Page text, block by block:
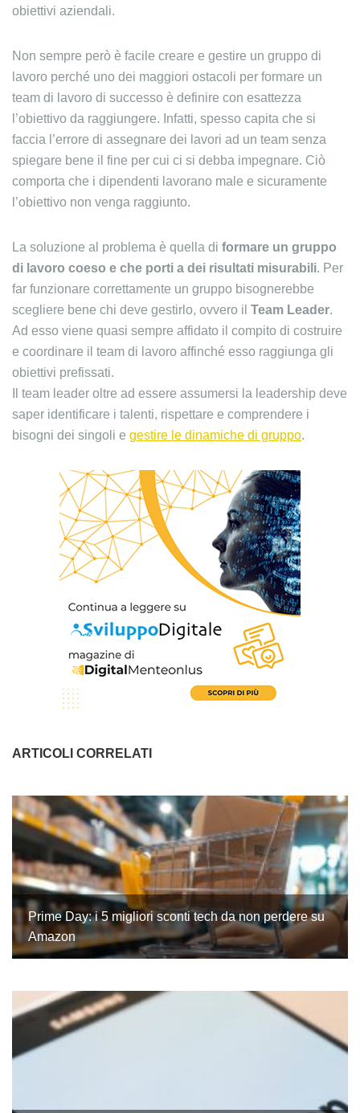
obiettivi aziendali.
Non sempre però è facile creare e gestire un gruppo di
lavoro perché uno dei maggiori ostacoli per formare un
team di lavoro di successo è definire con esattezza
l’obiettivo da raggiungere. Infatti, spesso capita che si
faccia l’errore di assegnare dei lavori ad un team senza
spiegare bene il fine per cui ci si debba impegnare. Ciò
comporta che i dipendenti lavorano male e sicuramente
l’obiettivo non venga raggiunto.
La soluzione al problema è quella di formare un gruppo
di lavoro coeso e che porti a dei risultati misurabili. Per
far funzionare correttamente un gruppo bisognerebbe
scegliere bene chi deve gestirlo, ovvero il Team Leader.
Ad esso viene quasi sempre affidato il compito di costruire
e coordinare il team di lavoro affinché esso raggiunga gli
obiettivi prefissati.
Il team leader oltre ad essere assumersi la leadership deve
saper identificare i talenti, rispettare e comprendere i
bisogni dei singoli e gestire le dinamiche di gruppo.
ARTICOLI CORRELATI
Prime Day: i 5 migliori sconti tech da non perdere su
Amazon